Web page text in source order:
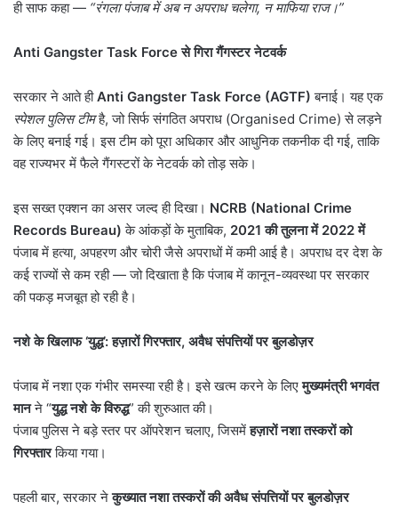
ही साफ कहा — “रंगला पंजाब में अब न अपराध चलेगा, न माफिया राज।”
Anti Gangster Task Forceसे गिरा गैंगस्टर नेटवर्क
सरकार ने आते हीAnti Gangster Task Force (AGTF) बनाई। यह एक
स्पेशल पुलिस टीमहै, जो सिर्फ संगठित अपराध (Organised Crime) से लड़ने
के लिए बनाई गई। इस टीम को पूरा अधिकार और आधुनिक तकनीक दी गई, ताकि
वह राज्यभर में फैले गैंगस्टरों के नेटवर्क को तोड़ सके।
इस सख्त एक्शन का असर जल्द ही दिखा। NCRB (National Crime
Records Bureau) के आंकड़ों के मुताबिक, 2021की तुलना में 2022में
पंजाब में हत्या, अपहरण और चोरी जैसे अपराधों में कमी आई है। अपराध दर देश के
कई राज्यों से कम रही — जो दिखाता है कि पंजाब में कानून-व्यवस्था पर सरकार
की पकड़ मजबूत हो रही है।
नशे के खिलाफ‘युद्ध’:हज़ारों गिरफ्तार, अवैध संपत्तियों पर बुलडोज़र
पंजाब में नशा एक गंभीर समस्या रही है। इसे खत्म करने के लिएमुख्यमंत्री भगवंत
मानने “युद्ध नशे के विरुद्ध” की शुरुआत की।
पंजाब पुलिस ने बड़े स्तर पर ऑपरेशन चलाए, जिसमेंहज़ारों नशा तस्करों को
गिरफ्तारकिया गया।
पहली बार, सरकार नेकुख्यात नशा तस्करों की अवैध संपत्तियों पर बुलडोज़र